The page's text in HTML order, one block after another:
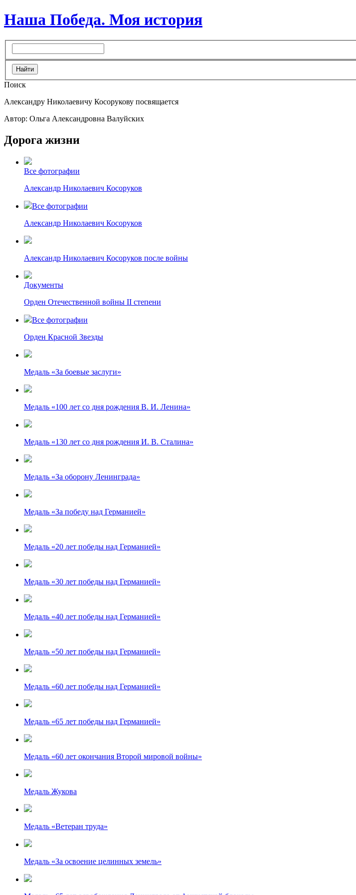
Наша Победа. Моя история
Поиск
Александру Николаевичу Косорукову посвящается
Автор: Ольга Александровна Валуйских
Дорога жизни
Все фотографии
Александр Николаевич Косоруков
Все фотографии
Александр Николаевич Косоруков
Александр Николаевич Косоруков после войны
Документы
Орден Отечественной войны II степени
Все фотографии
Орден Красной Звезды
Медаль «За боевые заслуги»
Медаль «100 лет со дня рождения В. И. Ленина»
Медаль «130 лет со дня рождения И. В. Сталина»
Медаль «За оборону Ленинграда»
Медаль «За победу над Германией»
Медаль «20 лет победы над Германией»
Медаль «30 лет победы над Германией»
Медаль «40 лет победы над Германией»
Медаль «50 лет победы над Германией»
Медаль «60 лет победы над Германией»
Медаль «65 лет победы над Германией»
Медаль «60 лет окончания Второй мировой войны»
Медаль Жукова
Медаль «Ветеран труда»
Медаль «За освоение целинных земель»